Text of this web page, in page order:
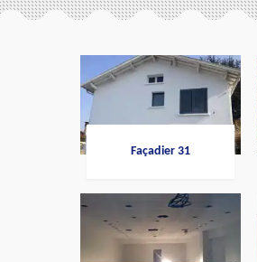
Façadier 31